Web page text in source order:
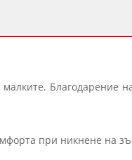
Благодарение
при никнене на